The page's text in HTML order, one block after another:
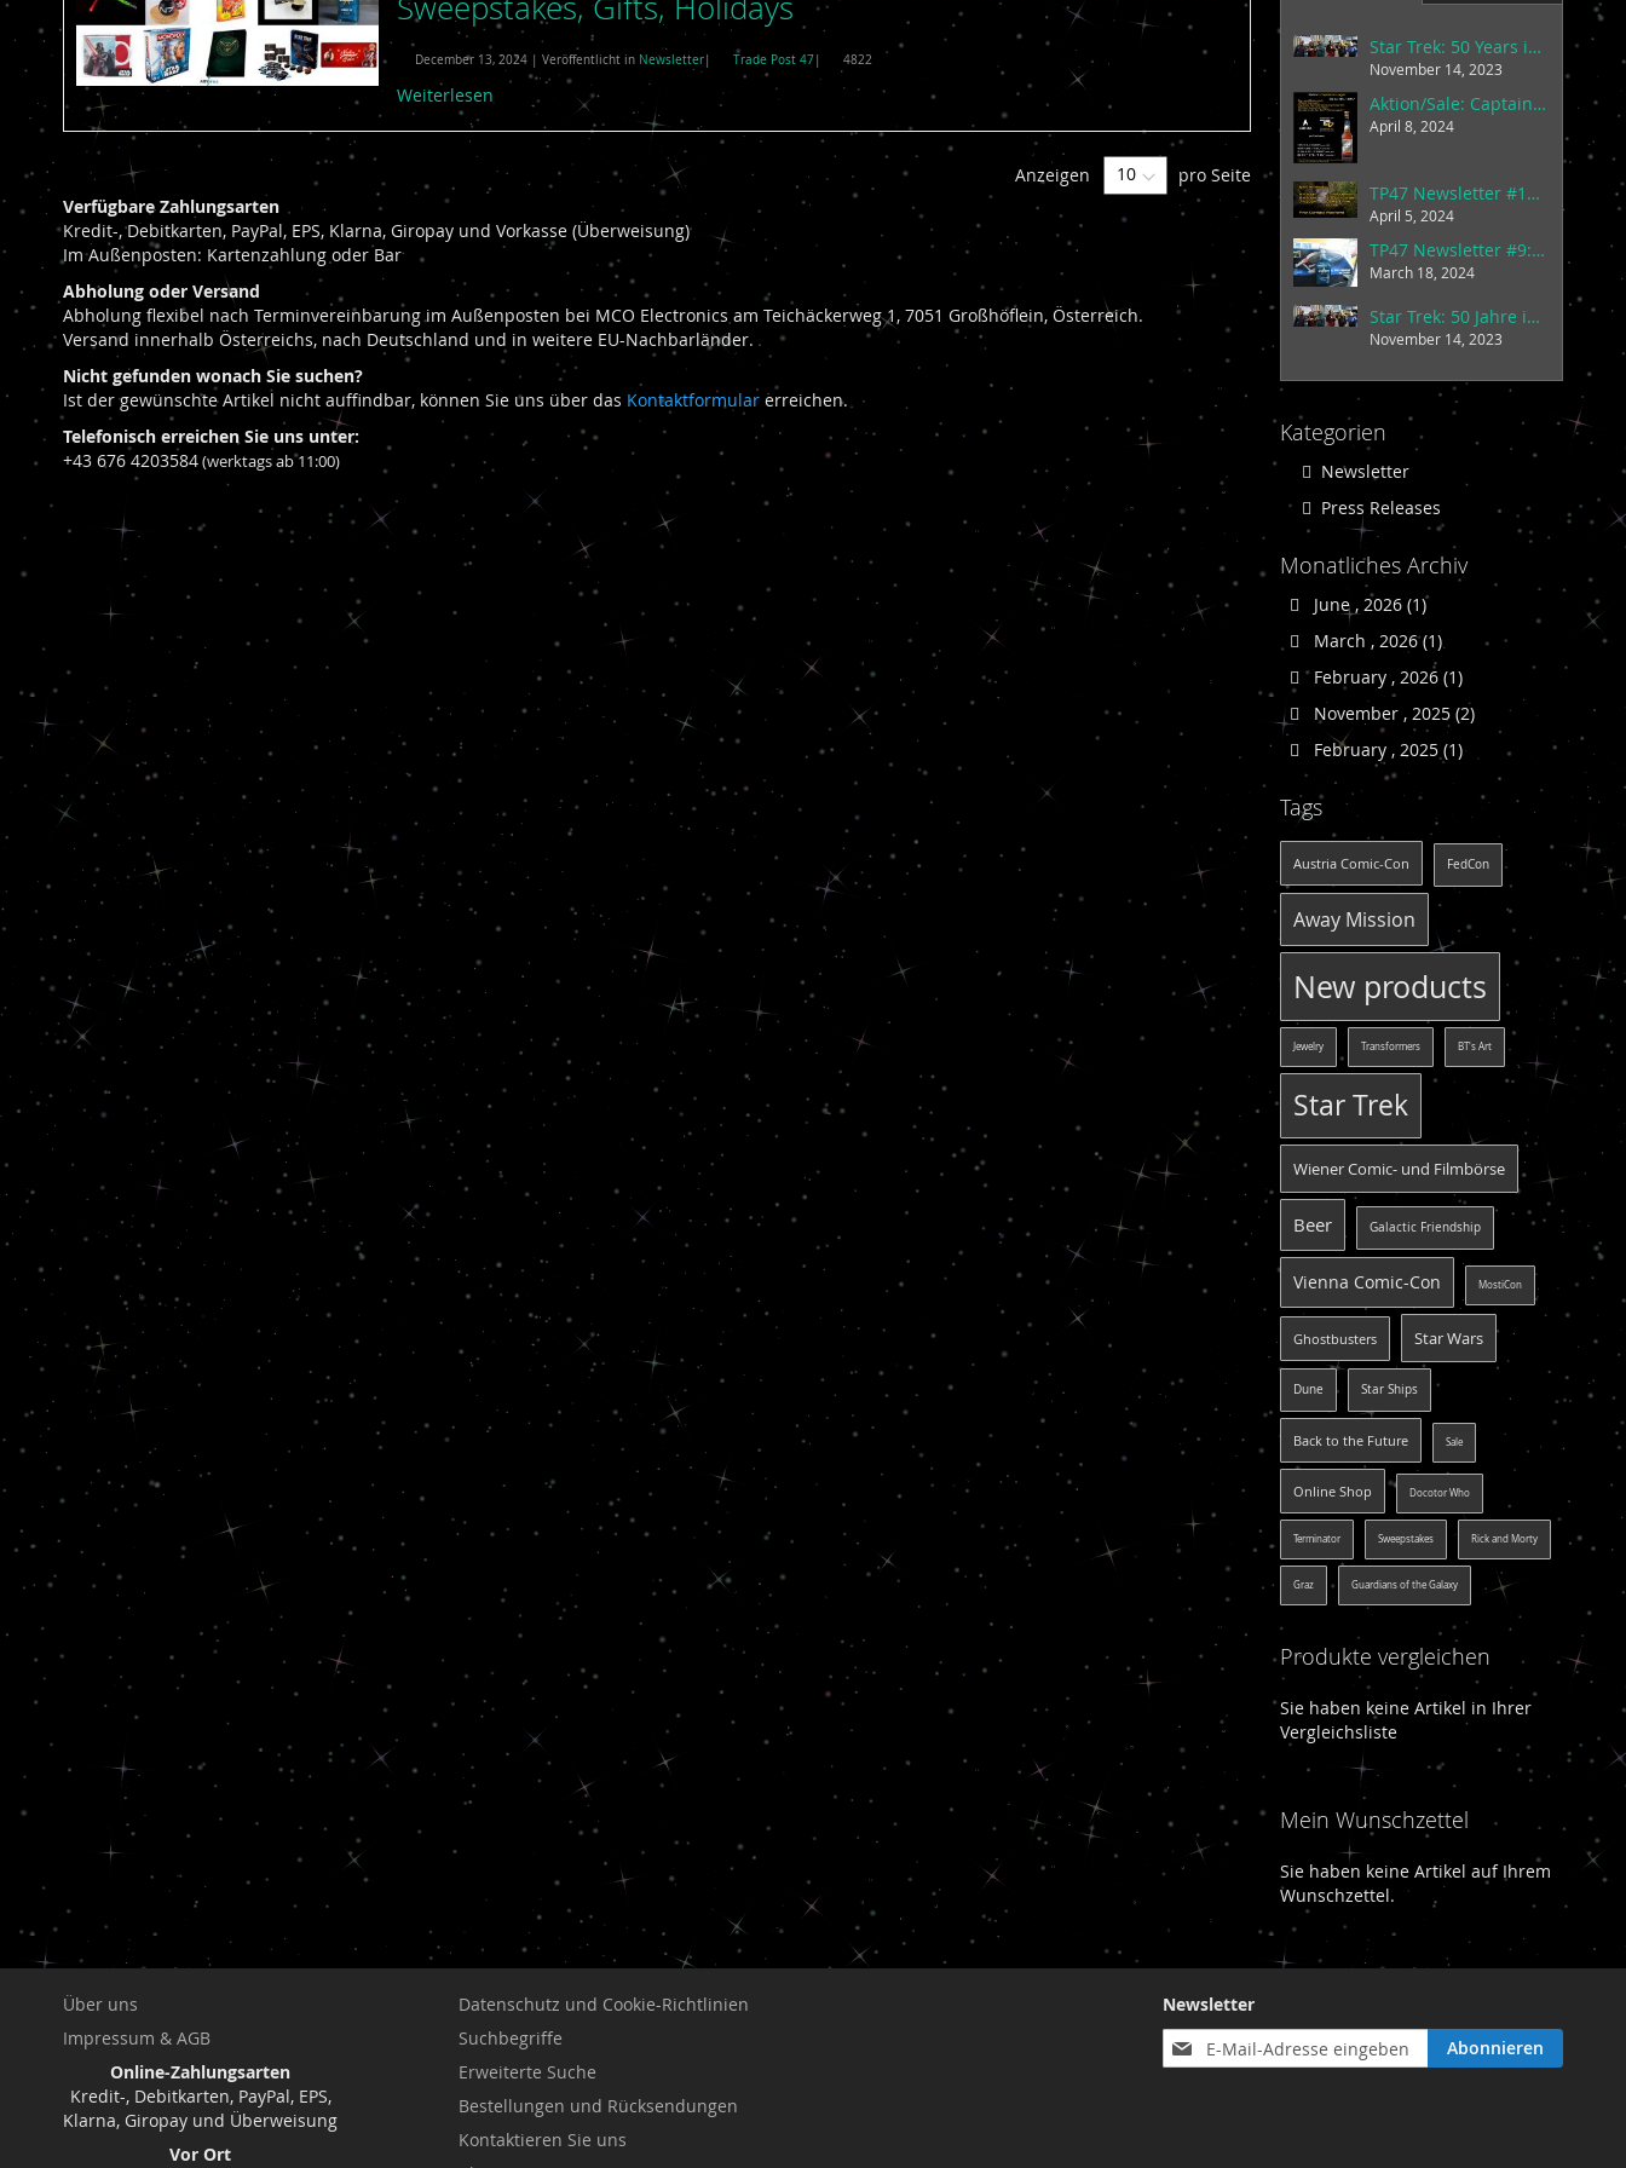
December 13, 2024 | Veröffentlicht in Newsletter| Trade Post 47| 4822
Weiterlesen
Anzeigen
pro Seite
Verfügbare Zahlungsarten
Kredit-, Debitkarten, PayPal, EPS, Klarna, Giropay und Vorkasse (Überweisung)
Im Außenposten: Kartenzahlung oder Bar
Abholung oder Versand
Abholung flexibel nach Terminvereinbarung im Außenposten bei MCO Electronics am Teichäckerweg 1, 7051 Großhöflein, Österreich.
Versand innerhalb Österreichs, nach Deutschland und in weitere EU-Nachbarländer.
Nicht gefunden wonach Sie suchen?
Ist der gewünschte Artikel nicht auffindbar, können Sie uns über das Kontaktformular erreichen.
Telefonisch erreichen Sie uns unter:
+43 676 4203584(werktags ab 11:00)
Star Trek: 50 Years in Austria and a Beer
November 14, 2023
Aktion/Sale: Captain's Lager - First Contact Month
April 8, 2024
TP47 Newsletter #10: First Contact Weekend - Bier-Aktion / Beer Sale
April 5, 2024
TP47 Newsletter #9: Stardust Gin, Puzzles, and more!
March 18, 2024
Star Trek: 50 Jahre in Österreich und ein Bier
November 14, 2023
Kategorien
Newsletter
Press Releases
Monatliches Archiv
June , 2026 (1)
March , 2026 (1)
February , 2026 (1)
November , 2025 (2)
February , 2025 (1)
Tags
Austria Comic-Con FedCon
Away Mission
New products
Jewelry Transformers BT's Art
Star Trek
Wiener Comic- und Filmbörse
Beer Galactic Friendship
Vienna Comic-Con MostiCon
Ghostbusters Star Wars
Dune Star Ships
Back to the Future Sale
Online Shop Docotor Who
Terminator Sweepstakes Rick and Morty
Graz Guardians of the Galaxy
Produkte vergleichen
Sie haben keine Artikel in Ihrer
Vergleichsliste
Mein Wunschzettel
Sie haben keine Artikel auf Ihrem
Wunschzettel.
Newsletter
Anmeldung
zum
Abonnieren
Über uns
Impressum & AGB
Online-Zahlungsarten
Kredit-, Debitkarten, PayPal, EPS,
Klarna, Giropay und Überweisung
Vor Ort
Datenschutz und Cookie-Richtlinien
Suchbegriffe
Erweiterte Suche
Bestellungen und Rücksendungen
Kontaktieren Sie uns